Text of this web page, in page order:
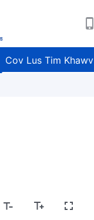
Cov Lus Tim Khawv